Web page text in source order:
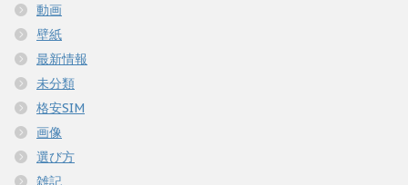
動画
壁紙
最新情報
未分類
格安SIM
画像
選び方
雑記